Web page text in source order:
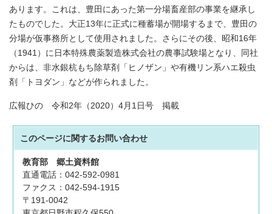
あります。これは、豊田にあった第一分場畜産部の事業を継承し
たものでした。大正13年に正式に種蓄場が開場するまで、豊田の
分場が仮事務所として使用されました。さらにその後、昭和16年
（1941）に日本特殊農薬製造株式会社の農事試験場となり、同社
からは、非水銀杭もち除草剤「ヒノザン」や有機リン系ハエ殺虫
剤「トヨダン」などが作られました。
広報ひの 令和2年（2020）4月1日号 掲載
このページに関するお問い合わせ
教育部郷土資料館
直通電話：042-592-0981
ファクス：042-594-1915
〒191-0042